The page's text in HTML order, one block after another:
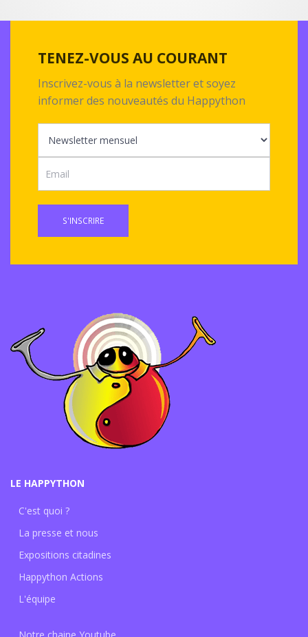
TENEZ-VOUS AU COURANT
Inscrivez-vous à la newsletter et soyez
informer des nouveautés du Happython
S'INSCRIRE
LE HAPPYTHON
C'est quoi ?
La presse et nous
Expositions citadines
Happython Actions
L'équipe